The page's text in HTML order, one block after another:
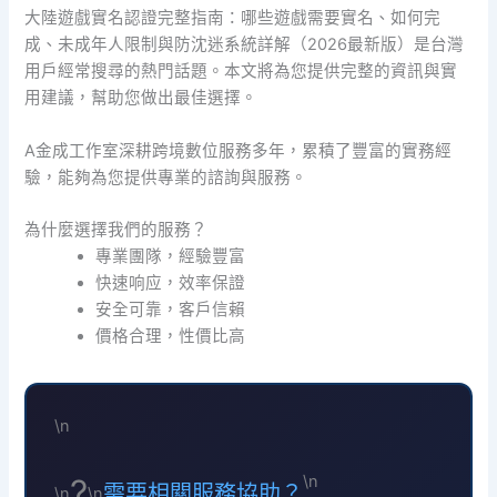
大陸遊戲實名認證完整指南：哪些遊戲需要實名、如何完
成、未成年人限制與防沈迷系統詳解（2026最新版）是台灣
用戶經常搜尋的熱門話題。本文將為您提供完整的資訊與實
用建議，幫助您做出最佳選擇。
A金成工作室深耕跨境數位服務多年，累積了豐富的實務經
驗，能夠為您提供專業的諮詢與服務。
為什麼選擇我們的服務？
專業團隊，經驗豐富
快速响应，效率保證
安全可靠，客戶信賴
價格合理，性價比高
\n
\n